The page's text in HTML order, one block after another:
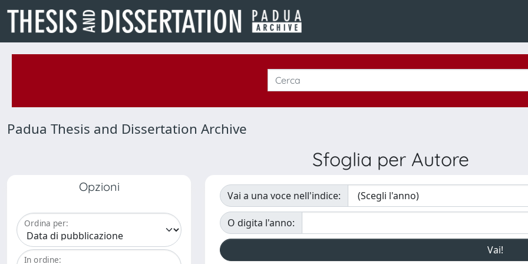
Padua Thesis and Dissertation Archive
Sfoglia per Autore
Opzioni
Ordina per:
In ordine:
Vai a una voce nell'indice:
O digita l'anno: